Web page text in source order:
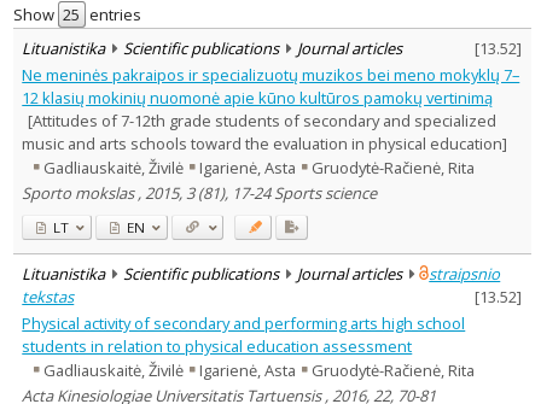
Document Type:
Journal articles 3
Subject area
Education 3
Text language
Country of publication
Historical periods
Lithuanian place names
Subject
Journal
Show
entries
Lituanistika
Scientific publications Journal articles [13.52]
Ne meninės pakraipos ir specializuotų muzikos bei meno mokyklų 7–
12 klasių mokinių nuomonė apie kūno kultūros pamokų vertinimą
[Attitudes of 7-12th grade students of secondary and specialized
music and arts schools toward the evaluation in physical education]
Gadliauskaitė, Živilė
Igarienė, Asta
Gruodytė-Račienė, Rita
Sporto mokslas , 2015, 3 (81), 17-24 Sports science
LT EN
Lituanistika Scientific publications Journal articles
straipsnio
tekstas
[13.52]
Physical activity of secondary and performing arts high school
students in relation to physical education assessment
Gadliauskaitė, Živilė
Igarienė, Asta
Gruodytė-Račienė, Rita
Acta Kinesiologiae Universitatis Tartuensis , 2016, 22, 70-81